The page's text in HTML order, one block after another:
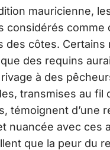
mauricienne,
considérés comme
des côtes. Certains
des requins
à des
transmises au fil
témoignent d’une
nuancée avec ces
que la peur du